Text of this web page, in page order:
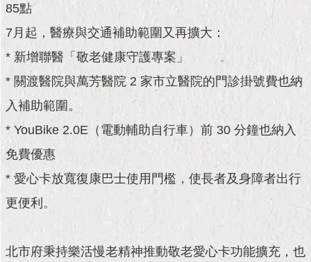
民
互
動
活
動
主
館
回
首
網
85點
7月起，醫療與交通補助範圍又再擴大：
* 新增聯醫「敬老健康守護專案」
* 關渡醫院與萬芳醫院 2 家市立醫院的門診掛號費也納
入補助範圍。
* YouBike 2.0E（電動輔助自行車）前 30 分鐘也納入
免費優惠
* 愛心卡放寬復康巴士使用門檻，使長者及身障者出行
更便利。
北市府秉持樂活慢老精神推動敬老愛心卡功能擴充，也